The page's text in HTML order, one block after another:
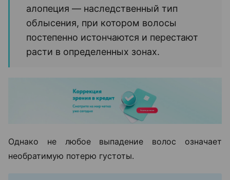
алопеция — наследственный тип
облысения, при котором волосы
постепенно истончаются и перестают
расти в определенных зонах.
Однако не любое выпадение волос означает
необратимую потерю густоты.